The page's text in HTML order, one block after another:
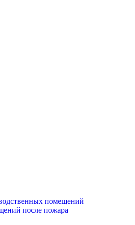
помещений
после пожара